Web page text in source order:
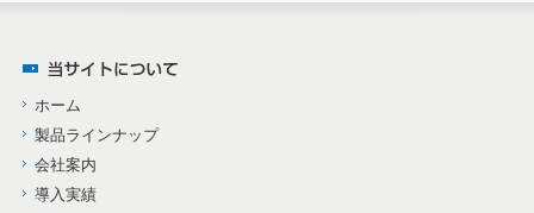
ホーム
製品ラインナップ
会社案内
導入実績